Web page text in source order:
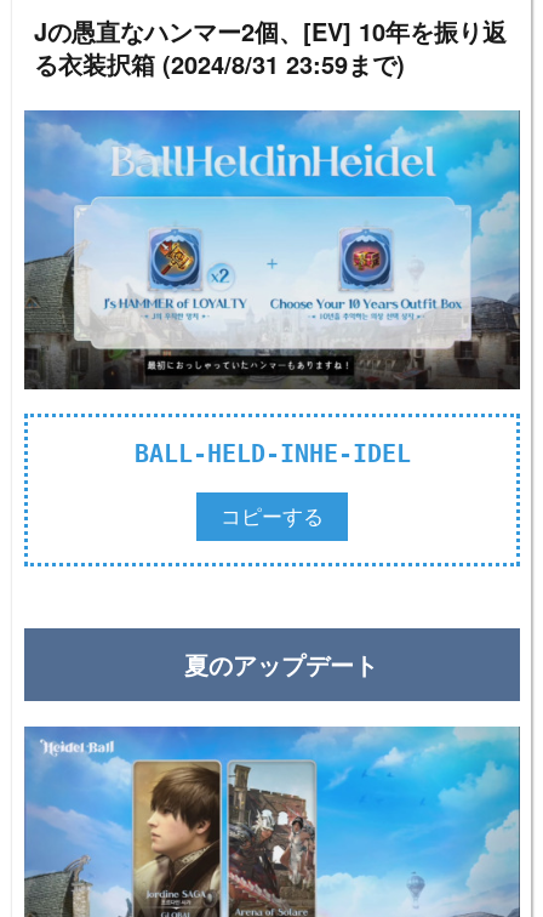
Jの愚直なハンマー2個、[EV] 10年を振り返
る衣装択箱 (2024/8/31 23:59まで)
BALL-HELD-INHE-IDEL
コピーする
夏のアップデート